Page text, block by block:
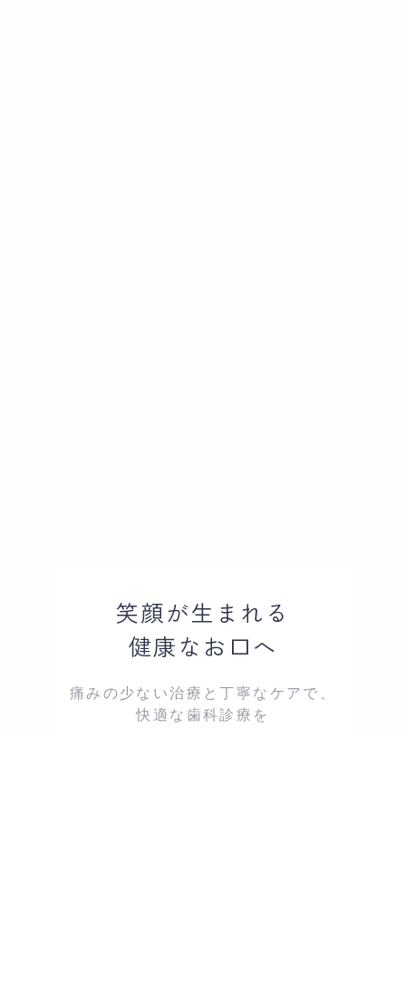
いつまでも健康な歯で
人生を豊かに
“先進技術”と“真心”のこもった診療で、
あなたの笑顔を守ります